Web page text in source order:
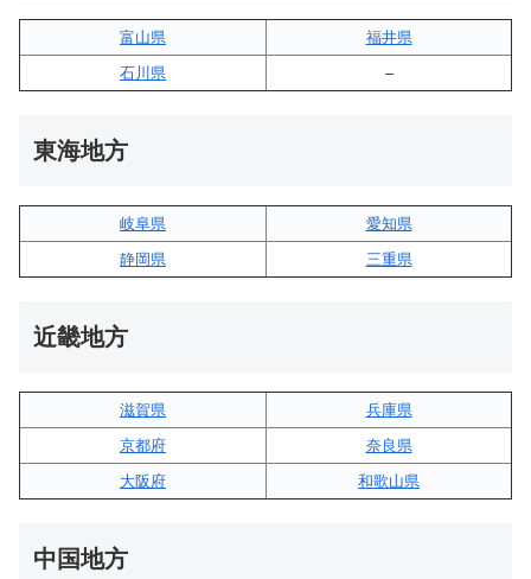
富山県
福井県
石川県
–
東海地方
岐阜県
愛知県
静岡県
三重県
近畿地方
滋賀県
兵庫県
京都府
奈良県
大阪府
和歌山県
中国地方